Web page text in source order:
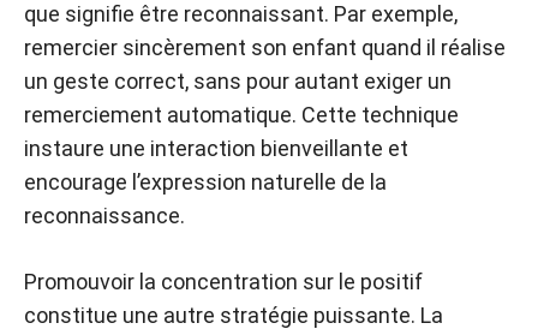
que signifie être reconnaissant. Par exemple,
remercier sincèrement son enfant quand il réalise
un geste correct, sans pour autant exiger un
remerciement automatique. Cette technique
instaure une interaction bienveillante et
encourage l’expression naturelle de la
reconnaissance.
Promouvoir la concentration sur le positif
constitue une autre stratégie puissante. La